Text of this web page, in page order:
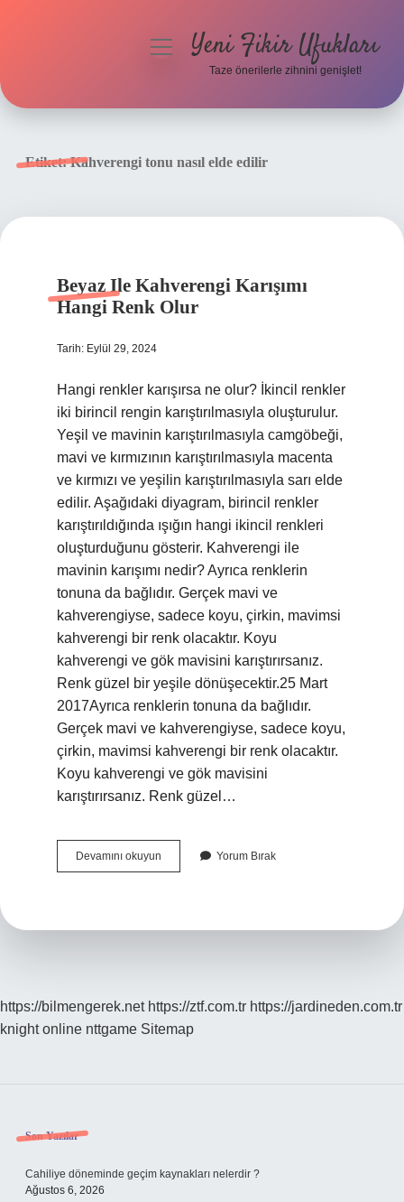
menüyüYeni Fikir Ufukları
Taze önerilerle zihnini genişlet!
Etiket:Kahverengi tonu nasıl elde edilir
Beyaz Ile Kahverengi Karışımı
Hangi Renk Olur
Tarih: Eylül 29, 2024
Hangi renkler karışırsa ne olur? İkincil renkler
iki birincil rengin karıştırılmasıyla oluşturulur.
Yeşil ve mavinin karıştırılmasıyla camgöbeği,
mavi ve kırmızının karıştırılmasıyla macenta
ve kırmızı ve yeşilin karıştırılmasıyla sarı elde
edilir. Aşağıdaki diyagram, birincil renkler
karıştırıldığında ışığın hangi ikincil renkleri
oluşturduğunu gösterir. Kahverengi ile
mavinin karışımı nedir? Ayrıca renklerin
tonuna da bağlıdır. Gerçek mavi ve
kahverengiyse, sadece koyu, çirkin, mavimsi
kahverengi bir renk olacaktır. Koyu
kahverengi ve gök mavisini karıştırırsanız.
Renk güzel bir yeşile dönüşecektir.25 Mart
2017Ayrıca renklerin tonuna da bağlıdır.
Gerçek mavi ve kahverengiyse, sadece koyu,
çirkin, mavimsi kahverengi bir renk olacaktır.
Koyu kahverengi ve gök mavisini
karıştırırsanız. Renk güzel…
Devamını okuyun
Ile
Yorum Bırak
https://bilmengerek.net https://ztf.com.tr https://jardineden.com.tr
knight online nttgame Sitemap
Sidebar
Son Yazılar
Cahiliye döneminde geçim kaynakları nelerdir ?
Ağustos 6, 2026